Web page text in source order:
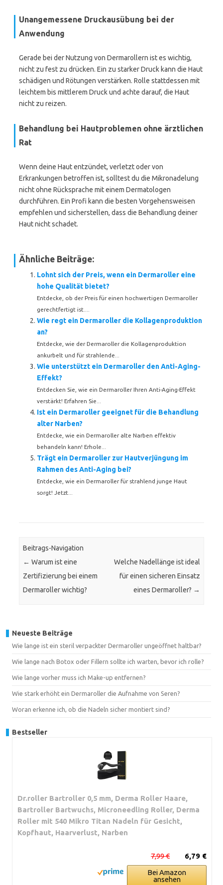
Unangemessene Druckausübung bei der
Anwendung
Gerade bei der Nutzung von Dermarollern ist es wichtig,
nicht zu fest zu drücken. Ein zu starker Druck kann die Haut
schädigen und Rötungen verstärken. Rolle stattdessen mit
leichtem bis mittlerem Druck und achte darauf, die Haut
nicht zu reizen.
Behandlung bei Hautproblemen ohne ärztlichen
Rat
Wenn deine Haut entzündet, verletzt oder von
Erkrankungen betroffen ist, solltest du die Mikronadelung
nicht ohne Rücksprache mit einem Dermatologen
durchführen. Ein Profi kann die besten Vorgehensweisen
empfehlen und sicherstellen, dass die Behandlung deiner
Haut nicht schadet.
Ähnliche Beiträge:
Lohnt sich der Preis, wenn ein Dermaroller eine
hohe Qualität bietet?
Entdecke, ob der Preis für einen hochwertigen Dermaroller
gerechtfertigt ist....
Wie regt ein Dermaroller die Kollagenproduktion
an?
Entdecke, wie der Dermaroller die Kollagenproduktion
ankurbelt und für strahlende...
Wie unterstützt ein Dermaroller den Anti-Aging-
Effekt?
Entdecken Sie, wie ein Dermaroller Ihren Anti-Aging-Effekt
verstärkt! Erfahren Sie...
Ist ein Dermaroller geeignet für die Behandlung
alter Narben?
Entdecke, wie ein Dermaroller alte Narben effektiv
behandeln kann! Erhole...
Trägt ein Dermaroller zur Hautverjüngung im
Rahmen des Anti-Aging bei?
Entdecke, wie ein Dermaroller für strahlend junge Haut
sorgt! Jetzt...
Beitrags-Navigation
← Warum ist eine
Zertifizierung bei einem
Dermaroller wichtig?
Welche Nadellänge ist ideal
für einen sicheren Einsatz
eines Dermaroller? →
Neueste Beiträge
Wie lange ist ein steril verpackter Dermaroller ungeöffnet haltbar?
Wie lange nach Botox oder Fillern sollte ich warten, bevor ich rolle?
Wie lange vorher muss ich Make-up entfernen?
Wie stark erhöht ein Dermaroller die Aufnahme von Seren?
Woran erkenne ich, ob die Nadeln sicher montiert sind?
Bestseller
Dr.roller Bartroller 0,5 mm, Derma Roller Haare,
Bartroller Bartwuchs, Microneedling Roller, Derma
Roller mit 540 Mikro Titan Nadeln für Gesicht,
Kopfhaut, Haarverlust, Narben
6,79 €
7,99 €
Bei Amazon
ansehen